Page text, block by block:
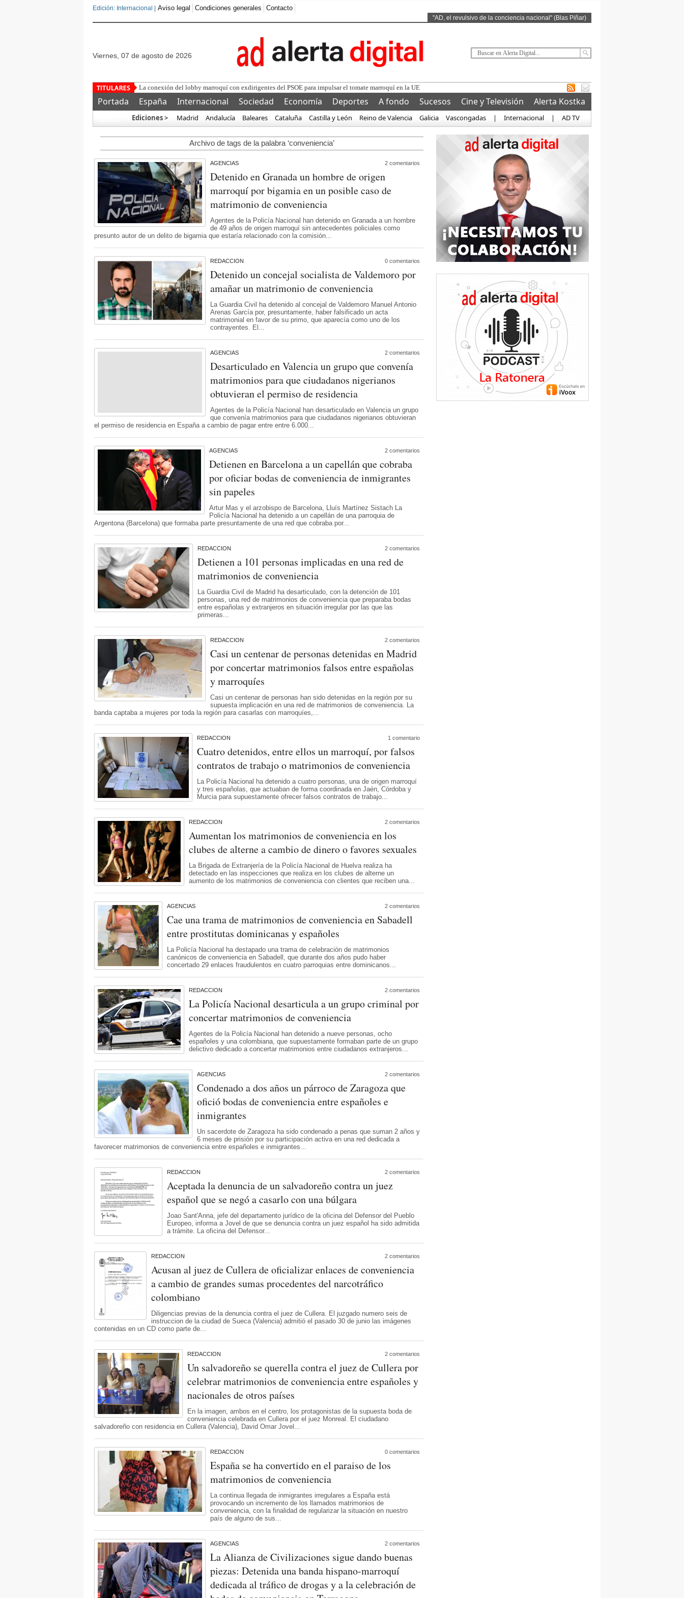
Edición: Internacional | Aviso legal Condiciones generales Contacto
"AD, el revulsivo de la conciencia nacional" (Blas Piñar)
viernes, 07 de agosto de 2026
Bruselas
Portada España Internacional Sociedad Economía Deportes A fondo Sucesos Cine y Televisión
Alerta Kostka
Ediciones > Madrid Andalucía Baleares Cataluña Castilla y León Reino de Valencia Galicia Vascongadas | Internacional | AD TV
Archivo de tags de la palabra ‘conveniencia’
AGENCIAS 2 comentarios
Detenido en Granada un hombre de origen
marroquí por bigamia en un posible caso de
matrimonio de conveniencia
Agentes de la Policía Nacional han detenido en Granada a un hombre
de 49 años de origen marroquí sin antecedentes policiales como
presunto autor de un delito de bigamia que estaría relacionado con la comisión...
REDACCION 0 comentarios
Detenido un concejal socialista de Valdemoro por
amañar un matrimonio de conveniencia
La Guardia Civil ha detenido al concejal de Valdemoro Manuel Antonio
Arenas García por, presuntamente, haber falsificado un acta
matrimonial en favor de su primo, que aparecía como uno de los
contrayentes. El...
AGENCIAS 2 comentarios
Desarticulado en Valencia un grupo que convenía
matrimonios para que ciudadanos nigerianos
obtuvieran el permiso de residencia
Agentes de la Policía Nacional han desarticulado en Valencia un grupo
que convenía matrimonios para que ciudadanos nigerianos obtuvieran
el permiso de residencia en España a cambio de pagar entre entre 6.000...
AGENCIAS 2 comentarios
Detienen en Barcelona a un capellán que cobraba
por oficiar bodas de conveniencia de inmigrantes
sin papeles
Artur Mas y el arzobispo de Barcelona, Lluís Martínez Sistach La
Policía Nacional ha detenido a un capellán de una parroquia de
Argentona (Barcelona) que formaba parte presuntamente de una red que cobraba por...
REDACCION 2 comentarios
Detienen a 101 personas implicadas en una red de
matrimonios de conveniencia
La Guardia Civil de Madrid ha desarticulado, con la detención de 101
personas, una red de matrimonios de conveniencia que preparaba bodas
entre españolas y extranjeros en situación irregular por las que las
primeras...
REDACCION 2 comentarios
Casi un centenar de personas detenidas en Madrid
por concertar matrimonios falsos entre españolas
y marroquíes
Casi un centenar de personas han sido detenidas en la región por su
supuesta implicación en una red de matrimonios de conveniencia. La
banda captaba a mujeres por toda la región para casarlas con marroquíes,...
REDACCION 1 comentario
Cuatro detenidos, entre ellos un marroquí, por falsos
contratos de trabajo o matrimonios de conveniencia
La Policía Nacional ha detenido a cuatro personas, una de origen marroquí
y tres españolas, que actuaban de forma coordinada en Jaén, Córdoba y
Murcia para supuestamente ofrecer falsos contratos de trabajo...
REDACCION 2 comentarios
Aumentan los matrimonios de conveniencia en los
clubes de alterne a cambio de dinero o favores sexuales
La Brigada de Extranjería de la Policía Nacional de Huelva realiza ha
detectado en las inspecciones que realiza en los clubes de alterne un
aumento de los matrimonios de conveniencia con clientes que reciben una...
AGENCIAS 2 comentarios
Cae una trama de matrimonios de conveniencia en Sabadell
entre prostitutas dominicanas y españoles
La Policía Nacional ha destapado una trama de celebración de matrimonios
canónicos de conveniencia en Sabadell, que durante dos años pudo haber
concertado 29 enlaces fraudulentos en cuatro parroquias entre dominicanos...
REDACCION 2 comentarios
La Policía Nacional desarticula a un grupo criminal por
concertar matrimonios de conveniencia
Agentes de la Policía Nacional han detenido a nueve personas, ocho
españoles y una colombiana, que supuestamente formaban parte de un grupo
delictivo dedicado a concertar matrimonios entre ciudadanos extranjeros...
AGENCIAS 2 comentarios
Condenado a dos años un párroco de Zaragoza que
ofició bodas de conveniencia entre españoles e
inmigrantes
Un sacerdote de Zaragoza ha sido condenado a penas que suman 2 años y
6 meses de prisión por su participación activa en una red dedicada a
favorecer matrimonios de conveniencia entre españoles e inmigrantes...
REDACCION 2 comentarios
Aceptada la denuncia de un salvadoreño contra un juez
español que se negó a casarlo con una búlgara
Joao Sant'Anna, jefe del departamento jurídico de la oficina del Defensor del Pueblo
Europeo, informa a Jovel de que se denuncia contra un juez español ha sido admitida
a trámite. La oficina del Defensor...
REDACCION 2 comentarios
Acusan al juez de Cullera de oficializar enlaces de conveniencia
a cambio de grandes sumas procedentes del narcotráfico
colombiano
Diligencias previas de la denuncia contra el juez de Cullera. El juzgado numero seis de
instruccion de la ciudad de Sueca (Valencia) admitió el pasado 30 de junio las imágenes
contenidas en un CD como parte de...
REDACCION 2 comentarios
Un salvadoreño se querella contra el juez de Cullera por
celebrar matrimonios de conveniencia entre españoles y
nacionales de otros países
En la imagen, ambos en el centro, los protagonistas de la supuesta boda de
conveniencia celebrada en Cullera por el juez Monreal. El ciudadano
salvadoreño con residencia en Cullera (Valencia), David Omar Jovel...
REDACCION 0 comentarios
España se ha convertido en el paraiso de los
matrimonios de conveniencia
La continua llegada de inmigrantes irregulares a España está
provocando un incremento de los llamados matrimonios de
conveniencia, con la finalidad de regularizar la situación en nuestro
país de alguno de sus...
AGENCIAS 2 comentarios
La Alianza de Civilizaciones sigue dando buenas
piezas: Detenida una banda hispano-marroquí
dedicada al tráfico de drogas y a la celebración de